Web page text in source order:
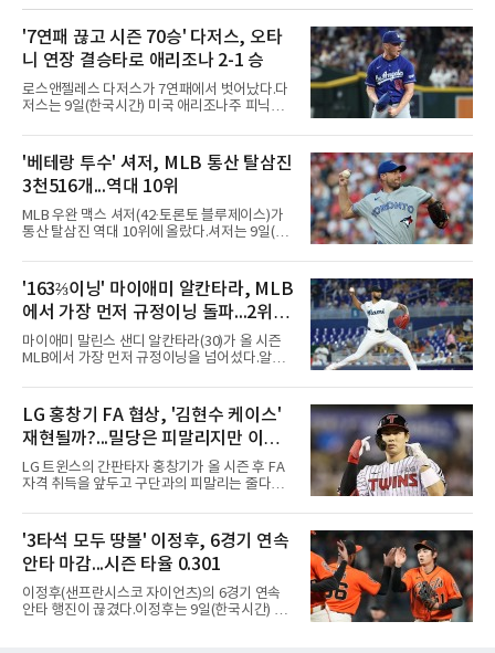
'7연패 끊고 시즌 70승' 다저스, 오타
니 연장 결승타로 애리조나 2-1 승
로스앤젤레스 다저스가 7연패에서 벗어났다.다
저스는 9일(한국시간) 미국 애리조나주 피닉스
아몬드백스전에서 2-1로 이겼다. 8회 카일 터커
의 솔로 홈런으로 앞섰으나 9회말 마무리 에드
윈 디아스가 헤랄도 페르도모와 코빈 캐럴에게
연속 3루타를 맞고 동점을 허용했다.수술과 재
활을 마치고 지난달 30일 복귀한 디아스는 전날
끝내기 역전 홈런에 이어 이틀 연속 무너졌다. 다
만 무사 3루를 실점 없이 넘겨 경기는 연장으로
이어가 1사 1, 3루에서 병살타를 유도했다.시즌
70승 47패가 된 다저스는 지구
'베테랑 투수' 셔저, MLB 통산 탈삼진
3천516개...역대 10위
MLB 우완 맥스 셔저(42·토론토 블루제이스)가
통산 탈삼진 역대 10위에 올랐다.셔저는 9일(한
서 열린 필라델피아 필리스와의 원정 경기에 선
발 등판해 5⅓이닝 4탈삼진을 기록, 통산 3천
516개를 쌓아 월터 존슨(3천515개)을 1개 차로
제쳤다.이 부문 1위는 놀런 라이언(5천714개)이
며 랜디 존슨(4천875개), 로저 클레먼스(4천672
개), 스티브 칼턴(4천136개)이 뒤를 잇는다.현역
중에서는 올 시즌 후 은퇴하는 통산 8위 저스틴
두 2위다. 올해 토론토와 1년 300만 달러에 재계
약한 그는 9위 게일로드 페리(3
'163⅔이닝' 마이애미 알칸타라, MLB
에서 가장 먼저 규정이닝 돌파...2위와
14이닝 차
마이애미 말린스 샌디 알칸타라(30)가 올 시즌
MLB에서 가장 먼저 규정이닝을 넘어섰다.알칸
크에서 열린 로스앤젤레스 에인절스전에 선발
등판해 7이닝 3피안타 무실점을 기록, 7-0 승리
를 이끌며 시즌 13승(6패)을 올렸다. 평균자책점
은 3.52로 떨어졌고, 3회를 마쳤을 때 통산 1천
226이닝을 기록해 리키 놀라스코의 구단 최다
이닝(1천225⅔이닝)을 경신했다.시즌 소화 이닝
은 163⅔이닝으로 규정이닝 162이닝을 통과했
인트루이스에서 데뷔해 이듬해 마이애미로 이적
한 그는 2022년 리그 최다 228⅔이닝
LG 홍창기 FA 협상, '김현수 케이스'
재현될까?...밀당은 피말리지만 이적
가능성은 낮아
LG 트윈스의 간판타자 홍창기가 올 시즌 후 FA
자격 취득을 앞두고 구단과의 피말리는 줄다리
김현수가 FA 시장에서 이적했던 충격적인 선례
가 소환되면서 벌써부터 팬들의 이목이 집중되
는 양상이다.다만 이번 협상은 과거 김현수 케이
스와는 판이하게 다른 환경 속에서 전개될 것으
로 보인다. 선수 측과 구단 간의 시각 차이가 팽
팽히 맞서며 내부 협상 과정은 극심한 진통을 겪
을 가능성이 크지만, 시장 외부에서 불어오는 변
'3타석 모두 땅볼' 이정후, 6경기 연속
안타 마감...시즌 타율 0.301
이정후(샌프란시스코 자이언츠)의 6경기 연속
안타 행진이 끊겼다.이정후는 9일(한국시간) 미